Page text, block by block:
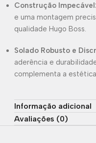
Construção Impecável:
e uma montagem
qualidade Hugo Boss.
Solado Robusto e
aderência e
complementa a
Informação adicional
Avaliações (0)